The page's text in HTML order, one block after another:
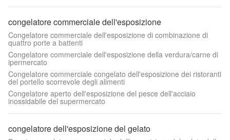
congelatore commerciale dell'esposizione
Congelatore commerciale dell'esposizione di combinazione di
quattro porte a battenti
Congelatore commerciale dell'esposizione della verdura/carne di
ipermercato
Congelatore commerciale congelato dell'esposizione dei ristoranti
del portello scorrevole degli alimenti
Congelatore aperto dell'esposizione del pesce dell'acciaio
inossidabile del supermercato
congelatore dell'esposizione del gelato